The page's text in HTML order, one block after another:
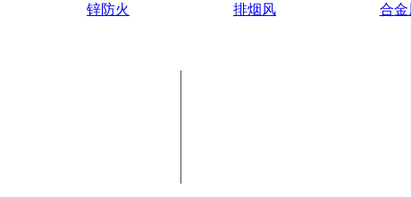
锌防火
排烟风
合金